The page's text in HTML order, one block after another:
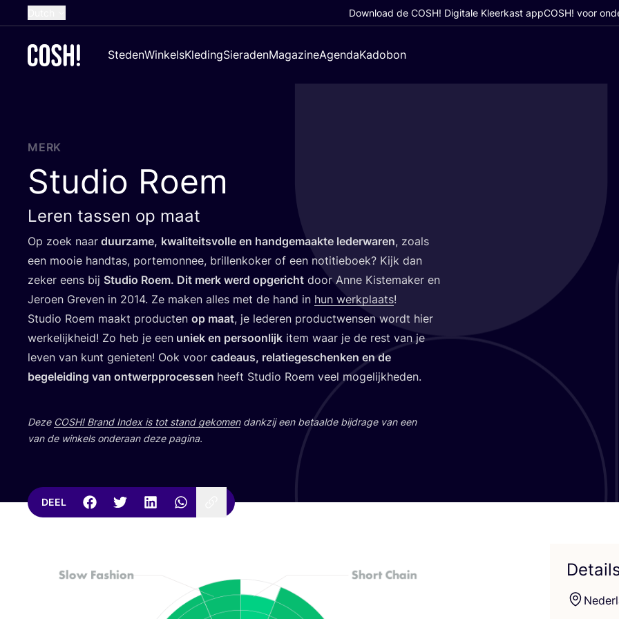
French
Croatian
Download de COSH! Digitale Kleerkast appCOSH! voor
StedenWinkelsKledingSieradenMagazineAgendaKadobon
MERK
Studio Roem
Leren tassen op maat
Op zoek naar duur­za­me, kwa­li­teits­vol­le en hand­ge­maak­te leder­wa­ren, zoals
een mooie hand­tas, por­te­mon­nee, bril­len­ko­ker of een noti­tie­boek? Kijk dan
zeker eens bij Stu­dio Roem. Dit merk werd opge­richt door Anne Kis­te­ma­ker en
Jeroen Gre­ven in 2014. Ze maken alles met de hand in hun werk­plaats!
Stu­dio Roem maakt pro­duc­ten op maat, je lede­ren pro­duct­wen­sen wordt hier
wer­ke­lijk­heid! Zo heb je een uniek en per­soon­lijk item waar je de rest van je
leven van kunt genie­ten! Ook voor cadeaus, rela­tie­ge­schen­ken en de
bege­lei­ding van ont­werp­pro­ces­sen heeft Stu­dio Roem veel mogelijkheden.
Deze COSH! Brand Index is tot stand geko­mendank­zij een betaal­de bij­dra­ge van een
van de win­kels onder­aan deze pagina.
DEEL